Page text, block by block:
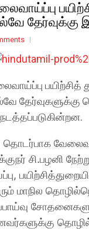
தேர்வுக்கு
பயிற்​சித்
தேர்​வு​களுக்கு
தொடர்​பாக
சி.பழனி
மாநில